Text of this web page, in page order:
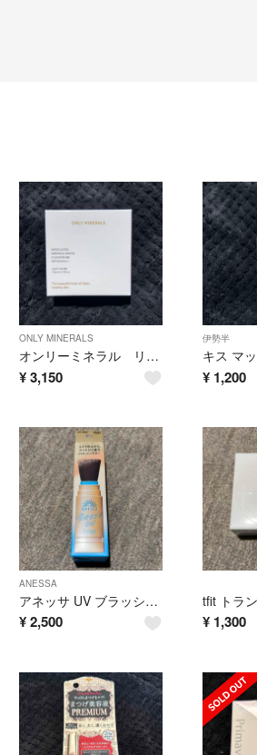
ONLY MINERALS
オンリーミネラル リンクルホワイトクッションBB ライトオークル
¥3,150
伊勢半
¥ 1,200
ANESSA
アネッサ UV ブラッシュオンパウダー(3g)
¥2,500 ¥ 1,300